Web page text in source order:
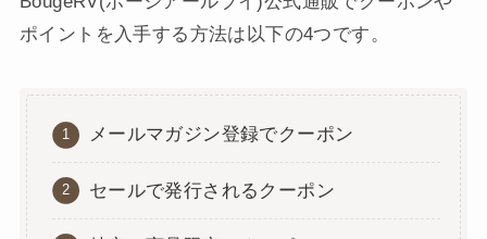
ポイントを入手する方法は以下の4つです。
メールマガジン登録でクーポン
セールで発行されるクーポン